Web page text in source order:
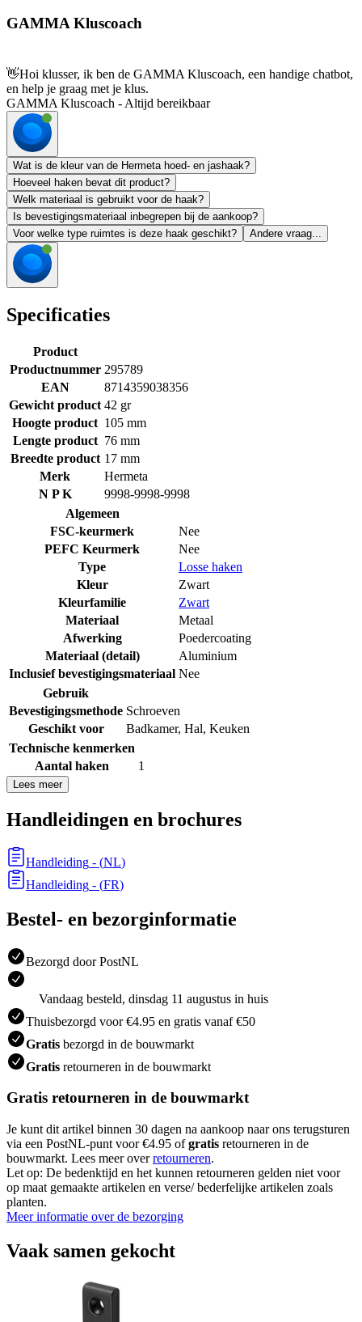
GAMMA Kluscoach
👋Hoi klusser, ik ben de GAMMA Kluscoach, een handige chatbot,
en help je graag met je klus.
GAMMA Kluscoach - Altijd bereikbaar
Wat is de kleur van de Hermeta hoed- en jashaak?
Hoeveel haken bevat dit product?
Welk materiaal is gebruikt voor de haak?
Is bevestigingsmateriaal inbegrepen bij de aankoop?
Voor welke type ruimtes is deze haak geschikt?
Andere vraag...
Specificaties
Product
Productnummer 295789
EAN
8714359038356
Gewicht product 42 gr
Hoogte product 105 mm
Lengte product 76 mm
Breedte product 17 mm
Merk
Hermeta
N P K
9998-9998-9998
Algemeen
FSC-keurmerk
Nee
PEFC Keurmerk
Nee
Type
Losse haken
Kleur
Zwart
Kleurfamilie
Zwart
Materiaal
Metaal
Afwerking
Poedercoating
Materiaal (detail)
Aluminium
Inclusief bevestigingsmateriaal Nee
Gebruik
Bevestigingsmethode Schroeven
Geschikt voor
Badkamer, Hal, Keuken
Technische kenmerken
Aantal haken
1
Lees meer
Handleidingen en brochures
Handleiding - (NL)
Handleiding - (FR)
Bestel- en bezorginformatie
Bezorgd door PostNL
Vandaag besteld, dinsdag 11 augustus in huis
Thuisbezorgd voor €4.95 en gratis vanaf €50
Gratis bezorgd in de bouwmarkt
Gratis retourneren in de bouwmarkt
Gratis retourneren in de bouwmarkt
Je kunt dit artikel binnen 30 dagen na aankoop naar ons terugsturen
via een PostNL-punt voor €4.95 ofgratis retourneren in de
bouwmarkt. Lees meer overretourneren.
Let op: De bedenktijd en het kunnen retourneren gelden niet voor
op maat gemaakte artikelen en verse/ bederfelijke artikelen zoals
planten.
Meer informatie over de bezorging
Vaak samen gekocht